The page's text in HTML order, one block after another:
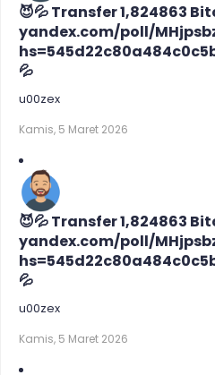
😈💦 Transfer 1,824863
yandex.com/poll/
💦
u00zex
Kamis, 5 Maret 2026
😈💦 Transfer 1,824863
yandex.com/poll/
💦
u00zex
Kamis, 5 Maret 2026